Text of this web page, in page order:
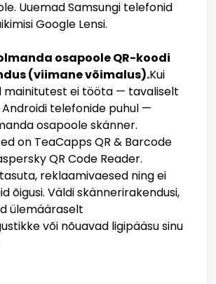
Uuemad Samsungi telefonid
Google Lensi.
osapoole QR-koodi
(viimane võimalus).Kui
mainitutest ei tööta — tavaliselt
telefonide puhul —
osapoole skänner.
on TeaCapps QR & Barcode
QR Code Reader.
reklaamivaesed ning ei
õigusi. Väldi skännerirakendusi,
ülemääraselt
või nõuavad ligipääsu sinu